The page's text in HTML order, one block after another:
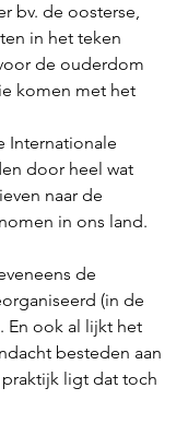
bv. de oosterse,
in het teken
de ouderdom
komen met het
Internationale
door heel wat
naar de
in ons land.
de
(in de
En ook al lijkt het
besteden aan
ligt dat toch